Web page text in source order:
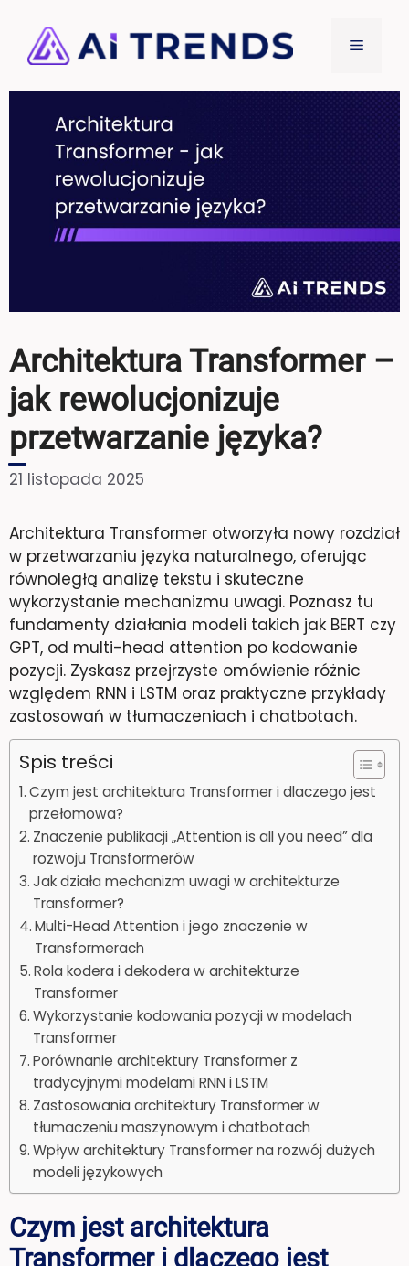
treści
Menu
Architektura Transformer –
jak rewolucjonizuje
przetwarzanie języka?
21 listopada 2025
Architektura Transformer otworzyła nowy rozdział
w przetwarzaniu języka naturalnego, oferując
równoległą analizę tekstu i skuteczne
wykorzystanie mechanizmu uwagi. Poznasz tu
fundamenty działania modeli takich jak BERT czy
GPT, od multi-head attention po kodowanie
pozycji. Zyskasz przejrzyste omówienie różnic
względem RNN i LSTM oraz praktyczne przykłady
zastosowań w tłumaczeniach i chatbotach.
Spis treści
Czym jest architektura Transformer i dlaczego jest
przełomowa?
Znaczenie publikacji „Attention is all you need” dla
rozwoju Transformerów
Jak działa mechanizm uwagi w architekturze
Transformer?
Multi-Head Attention i jego znaczenie w
Transformerach
Rola kodera i dekodera w architekturze
Transformer
Wykorzystanie kodowania pozycji w modelach
Transformer
Porównanie architektury Transformer z
tradycyjnymi modelami RNN i LSTM
Zastosowania architektury Transformer w
tłumaczeniu maszynowym i chatbotach
Wpływ architektury Transformer na rozwój dużych
modeli językowych
Czym jest architektura
Transformer i dlaczego jest